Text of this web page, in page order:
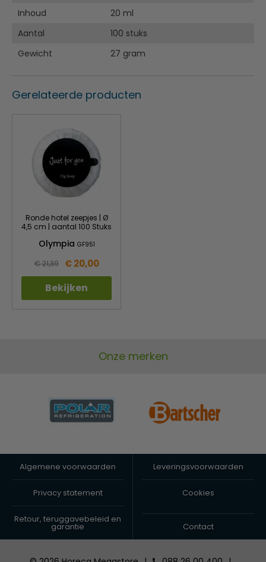
Inhoud
20 ml
Aantal
100 stuks
Gewicht
27 gram
Gerelateerde producten
Ronde hotel zeepjes | Ø
4,5 cm | aantal 100 Stuks
Olympia GF951
€ 21,39 € 20,00
Bekijken
Onze merken
Algemene voorwaarden Leveringsvoorwaarden
Privacy statement Cookies
Retour, teruggavebeleid en
garantie Contact